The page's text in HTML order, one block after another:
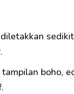
boho,